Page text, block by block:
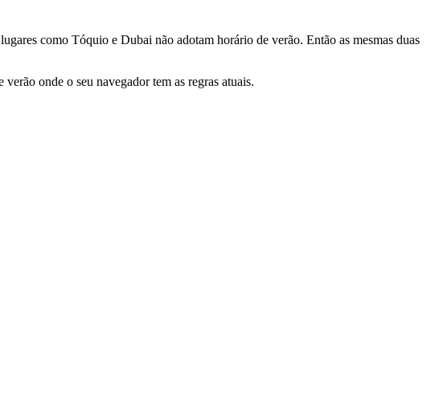
como Tóquio e Dubai não adotam horário de verão. Então as mesmas duas
onde o seu navegador tem as regras atuais.